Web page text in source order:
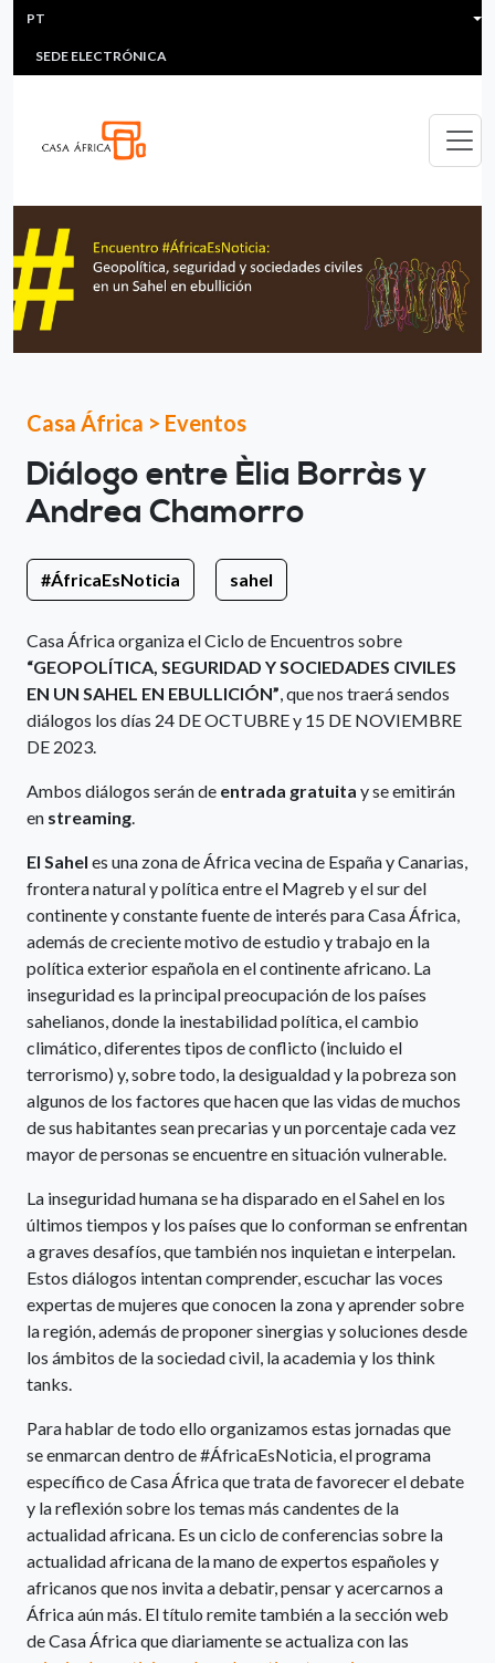
Passar para o conteúdo principal
HEADER MENU
MULTIMEDIA
SEDE ELECTRÓNICA
PT
Casa África > Eventos
Diálogo entre Èlia Borràs y
Andrea Chamorro
#ÁfricaEsNoticia sahel
Casa África organiza el Ciclo de Encuentros sobre
“GEOPOLÍTICA, SEGURIDAD Y SOCIEDADES CIVILES
EN UN SAHEL EN EBULLICIÓN”, que nos traerá sendos
diálogos los días 24 DE OCTUBRE y 15 DE NOVIEMBRE
DE 2023.
Ambos diálogos serán de entrada gratuita y se emitirán
en streaming.
El Sahel es una zona de África vecina de España y Canarias,
frontera natural y política entre el Magreb y el sur del
continente y constante fuente de interés para Casa África,
además de creciente motivo de estudio y trabajo en la
política exterior española en el continente africano. La
inseguridad es la principal preocupación de los países
sahelianos, donde la inestabilidad política, el cambio
climático, diferentes tipos de conflicto (incluido el
terrorismo) y, sobre todo, la desigualdad y la pobreza son
algunos de los factores que hacen que las vidas de muchos
de sus habitantes sean precarias y un porcentaje cada vez
mayor de personas se encuentre en situación vulnerable.
La inseguridad humana se ha disparado en el Sahel en los
últimos tiempos y los países que lo conforman se enfrentan
a graves desafíos, que también nos inquietan e interpelan.
Estos diálogos intentan comprender, escuchar las voces
expertas de mujeres que conocen la zona y aprender sobre
la región, además de proponer sinergias y soluciones desde
los ámbitos de la sociedad civil, la academia y los think
tanks.
Para hablar de todo ello organizamos estas jornadas que
se enmarcan dentro de #ÁfricaEsNoticia, el programa
específico de Casa África que trata de favorecer el debate
y la reflexión sobre los temas más candentes de la
actualidad africana. Es un ciclo de conferencias sobre la
actualidad africana de la mano de expertos españoles y
africanos que nos invita a debatir, pensar y acercarnos a
África aún más. El título remite también a la sección web
de Casa África que diariamente se actualiza con las